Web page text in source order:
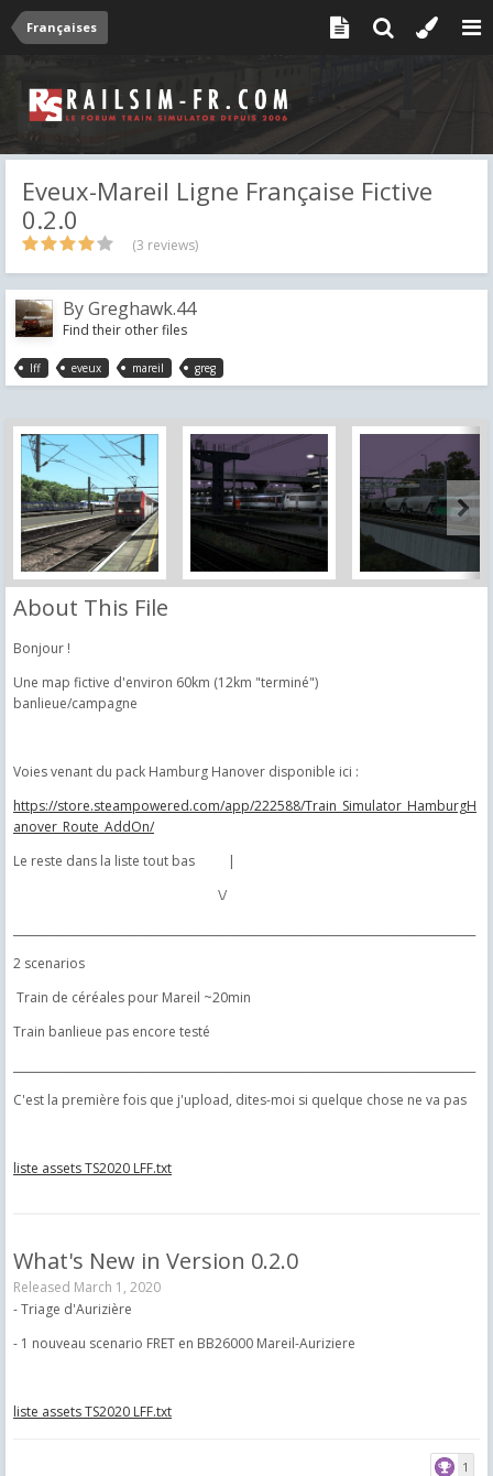
Françaises
Eveux-Mareil Ligne Française Fictive
0.2.0
(3 reviews)
ByGreghawk.44
Find their other files
lff eveux mareil greg
About This File
Bonjour !
Une map fictive d'environ 60km (12km "terminé")
banlieue/campagne
Voies venant du pack Hamburg Hanover disponible ici :
https://store.steampowered.com/app/222588/Train_Simulator_HamburgH
anover_Route_AddOn/
Le reste dans la liste tout bas |
\/
2 scenarios
Train de céréales pour Mareil ~20min
Train banlieue pas encore testé
C'est la première fois que j'upload, dites-moi si quelque chose ne va pas
liste assets TS2020 LFF.txt
What's New in Version 0.2.0
Released March 1, 2020
- Triage d'Aurizière
- 1 nouveau scenario FRET en BB26000 Mareil-Auriziere
liste assets TS2020 LFF.txt
1